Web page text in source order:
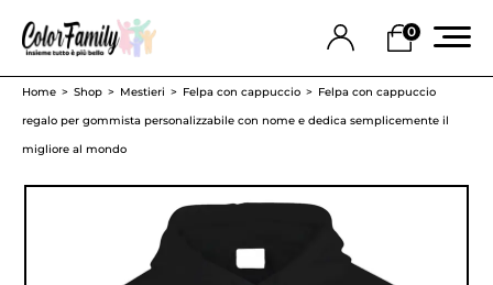
0
Home Shop Mestieri Felpa con cappuccio
Felpa con cappuccio
regalo per gommista personalizzabile con nome e dedica semplicemente il
migliore al mondo